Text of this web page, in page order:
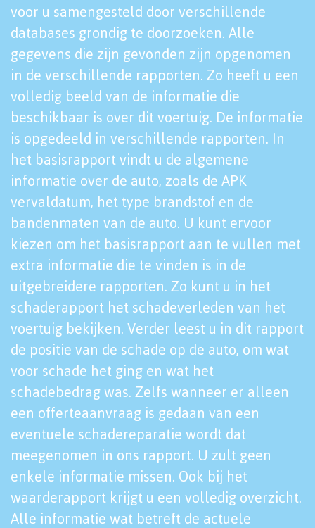
voor u samengesteld door verschillende
databases grondig te doorzoeken. Alle
gegevens die zijn gevonden zijn opgenomen
in de verschillende rapporten. Zo heeft u een
volledig beeld van de informatie die
beschikbaar is over dit voertuig. De informatie
is opgedeeld in verschillende rapporten. In
het basisrapport vindt u de algemene
informatie over de auto, zoals de APK
vervaldatum, het type brandstof en de
bandenmaten van de auto. U kunt ervoor
kiezen om het basisrapport aan te vullen met
extra informatie die te vinden is in de
uitgebreidere rapporten. Zo kunt u in het
schaderapport het schadeverleden van het
voertuig bekijken. Verder leest u in dit rapport
de positie van de schade op de auto, om wat
voor schade het ging en wat het
schadebedrag was. Zelfs wanneer er alleen
een offerteaanvraag is gedaan van een
eventuele schadereparatie wordt dat
meegenomen in ons rapport. U zult geen
enkele informatie missen. Ook bij het
waarderapport krijgt u een volledig overzicht.
Alle informatie wat betreft de actuele